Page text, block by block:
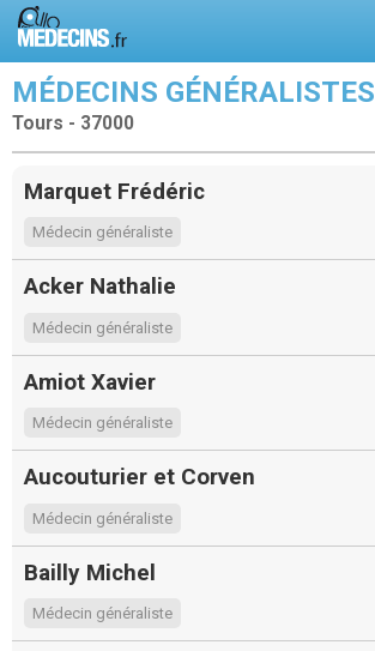
MÉDECINS GÉNÉRALISTES
Tours - 37000
Marquet Frédéric
Médecin généraliste
Acker Nathalie
Médecin généraliste
Amiot Xavier
Médecin généraliste
Aucouturier et Corven
Médecin généraliste
Bailly Michel
Médecin généraliste